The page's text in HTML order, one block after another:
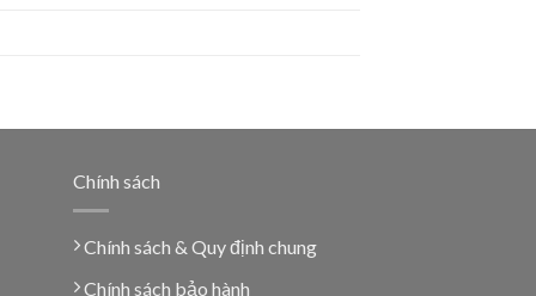
Chính sách
Chính sách & Quy định chung
Chính sách bảo hành